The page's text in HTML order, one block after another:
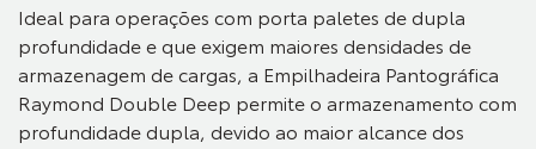
Ideal para operações com porta paletes de dupla
profundidade e que exigem maiores densidades de
armazenagem de cargas, a Empilhadeira Pantográfica
Raymond Double Deep permite o armazenamento com
profundidade dupla, devido ao maior alcance dos